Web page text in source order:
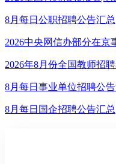
8月每日公职招聘公告汇总
2026中央网信办部分在京
2026年8月份全国教师招
8月每日事业单位招聘公
8月每日国企招聘公告汇总